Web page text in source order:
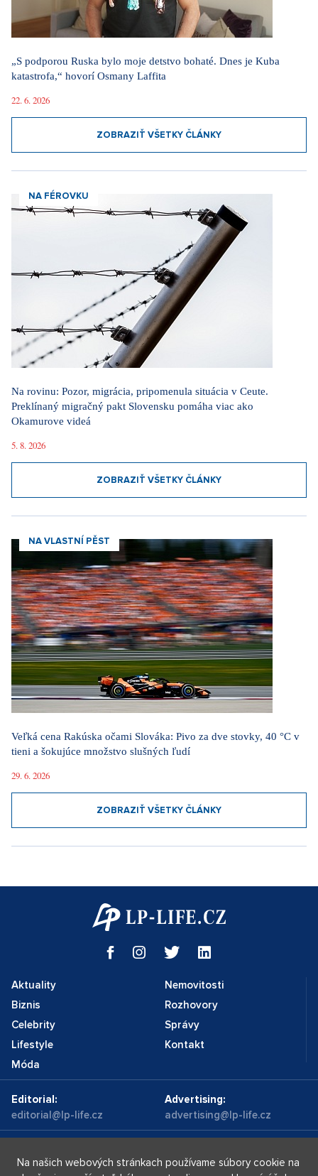
„S podporou Ruska bylo moje detstvo bohaté. Dnes je Kuba
katastrofa,“ hovorí Osmany Laffita
22. 6. 2026
ZOBRAZIŤ VŠETKY ČLÁNKY
NA FÉROVKU
Na rovinu: Pozor, migrácia, pripomenula situácia v Ceute.
Preklínaný migračný pakt Slovensku pomáha viac ako
Okamurove videá
5. 8. 2026
ZOBRAZIŤ VŠETKY ČLÁNKY
NA VLASTNÍ PĚST
Veľká cena Rakúska očami Slováka: Pivo za dve stovky, 40 °C v
tieni a šokujúce množstvo slušných ľudí
29. 6. 2026
ZOBRAZIŤ VŠETKY ČLÁNKY
Aktuality
Biznis
Celebrity
Lifestyle
Móda
Nemovitosti
Rozhovory
Správy
Kontakt
Editorial:
editorial@lp-life.cz
Advertising:
advertising@lp-life.cz
Na našich webových stránkach používame súbory cookie na